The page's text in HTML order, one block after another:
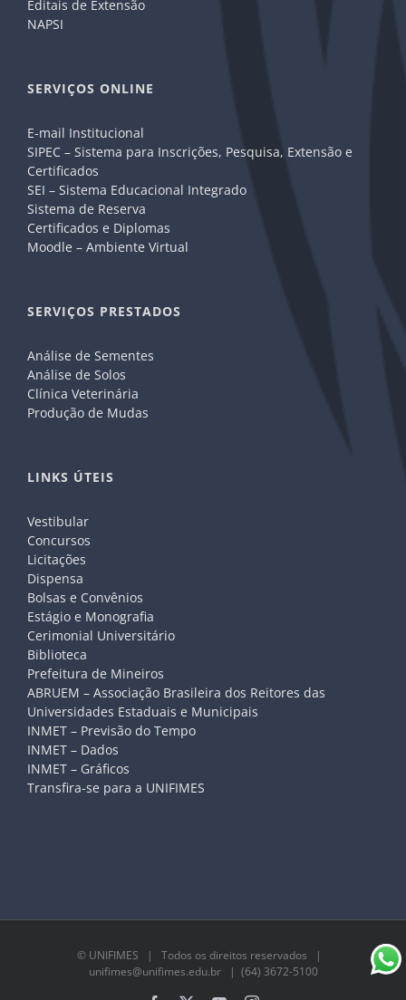
Editais de Extensão
NAPSI
SERVIÇOS ONLINE
E-mail Institucional
SIPEC – Sistema para Inscrições, Pesquisa, Extensão e
Certificados
SEI – Sistema Educacional Integrado
Sistema de Reserva
Certificados e Diplomas
Moodle – Ambiente Virtual
SERVIÇOS PRESTADOS
Análise de Sementes
Análise de Solos
Clínica Veterinária
Produção de Mudas
LINKS ÚTEIS
Vestibular
Concursos
Licitações
Dispensa
Bolsas e Convênios
Estágio e Monografia
Cerimonial Universitário
Biblioteca
Prefeitura de Mineiros
ABRUEM – Associação Brasileira dos Reitores das
Universidades Estaduais e Municipais
INMET – Previsão do Tempo
INMET – Dados
INMET – Gráficos
Transfira-se para a UNIFIMES
© UNIFIMES | Todos os direitos reservados |
unifimes@unifimes.edu.br| (64) 3672-5100